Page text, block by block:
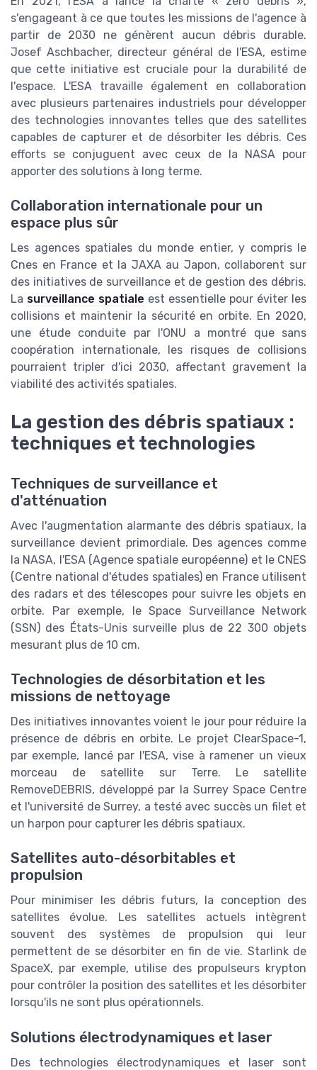
s'engageant à ce que toutes les missions de l'agence à
partir de 2030 ne génèrent aucun débris durable.
Josef Aschbacher, directeur général de l'ESA, estime
que cette initiative est cruciale pour la durabilité de
l'espace. L'ESA travaille également en collaboration
avec plusieurs partenaires industriels pour développer
des technologies innovantes telles que des satellites
capables de capturer et de désorbiter les débris. Ces
efforts se conjuguent avec ceux de la NASA pour
apporter des solutions à long terme.
Collaboration internationale pour un
espace plus sûr
Les agences spatiales du monde entier, y compris le
Cnes en France et la JAXA au Japon, collaborent sur
des initiatives de surveillance et de gestion des débris.
La surveillance spatiale est essentielle pour éviter les
collisions et maintenir la sécurité en orbite. En 2020,
une étude conduite par l'ONU a montré que sans
coopération internationale, les risques de collisions
pourraient tripler d'ici 2030, affectant gravement la
viabilité des activités spatiales.
La gestion des débris spatiaux :
techniques et technologies
Techniques de surveillance et
d'atténuation
Avec l'augmentation alarmante des débris spatiaux, la
surveillance devient primordiale. Des agences comme
la NASA, l'ESA (Agence spatiale européenne) et le CNES
(Centre national d'études spatiales) en France utilisent
des radars et des télescopes pour suivre les objets en
orbite. Par exemple, le Space Surveillance Network
(SSN) des États-Unis surveille plus de 22 300 objets
mesurant plus de 10 cm.
Technologies de désorbitation et les
missions de nettoyage
Des initiatives innovantes voient le jour pour réduire la
présence de débris en orbite. Le projet ClearSpace-1,
par exemple, lancé par l'ESA, vise à ramener un vieux
morceau de satellite sur Terre. Le satellite
RemoveDEBRIS, développé par la Surrey Space Centre
et l'université de Surrey, a testé avec succès un filet et
un harpon pour capturer les débris spatiaux.
Satellites auto-désorbitables et
propulsion
Pour minimiser les débris futurs, la conception des
satellites évolue. Les satellites actuels intègrent
souvent des systèmes de propulsion qui leur
permettent de se désorbiter en fin de vie. Starlink de
SpaceX, par exemple, utilise des propulseurs krypton
pour contrôler la position des satellites et les désorbiter
lorsqu'ils ne sont plus opérationnels.
Solutions électrodynamiques et laser
Des technologies électrodynamiques et laser sont